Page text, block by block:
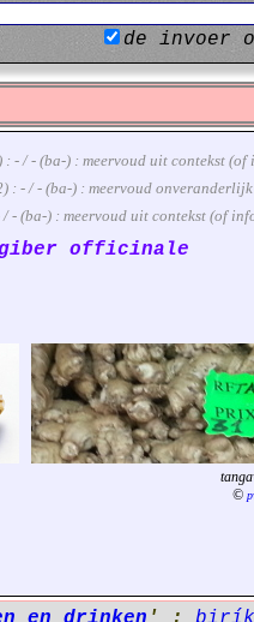
de invoer
: - / - (ba-) : meervoud uit contekst
: - / - (ba-) : meervoud
- (ba-) : meervoud uit contekst (of
officinale
©